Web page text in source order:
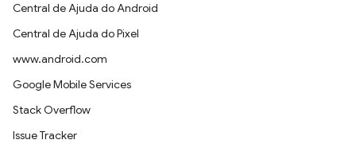
Central de Ajuda do Android
Central de Ajuda do Pixel
www.android.com
Google Mobile Services
Stack Overflow
Issue Tracker